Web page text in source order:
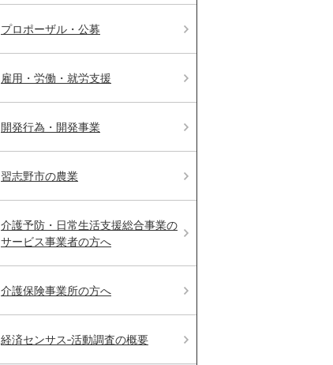
プロポーザル・公募
雇用・労働・就労支援
開発行為・開発事業
習志野市の農業
介護予防・日常生活支援総合事業の
サービス事業者の方へ
介護保険事業所の方へ
経済センサス‐活動調査の概要